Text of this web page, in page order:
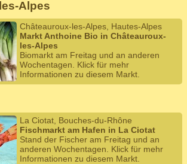
Alpes
Châteauroux-les-Alpes, Hautes-Alpes
Markt Anthoine Bio in Châteauroux-
les-Alpes
Biomarkt am Freitag und an anderen
Wochentagen. Klick für mehr
Informationen zu diesem Markt.
La Ciotat, Bouches-du-Rhône
Fischmarkt am Hafen in La Ciotat
Stand der Fischer am Freitag und an
anderen Wochentagen. Klick für mehr
Informationen zu diesem Markt.